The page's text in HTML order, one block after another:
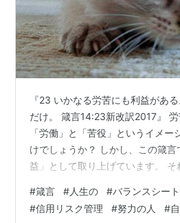
『23 いかなる労苦にも利益があ
だけ。 箴言14:23新改訳2017』 労
「労働」と「苦役」というイメ
けでしょうか？ しかし、この箴
益」として取り上げています。 そ
と辛辣な表現が為されています。
れたアダムには、何かの役割があ
#箴言 #人生の #バランスシート
#信用リスク管理 #努力の人 #